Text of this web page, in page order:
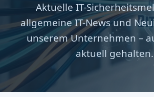
Aktuelle IT-
allgemeine IT-News und
unserem Unternehmen –
aktuell gehalten.